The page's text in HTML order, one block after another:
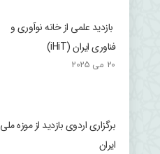
بازدید علمی از خانه نوآوری و
فناوری ایران (iHiT)
20 می 2025
برگزاری اردوی بازدید از موزه ملی
ایران